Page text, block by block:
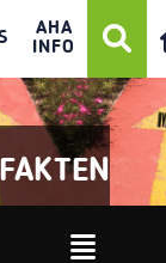
AHA
INFO